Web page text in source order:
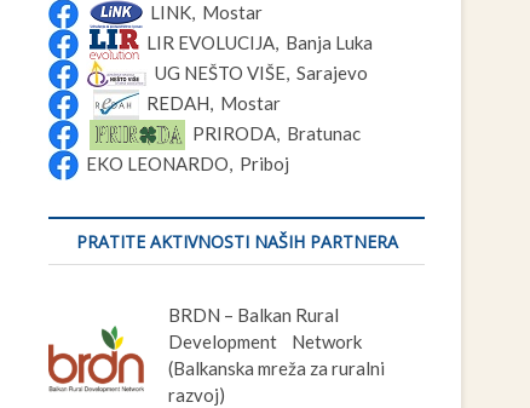
LINK, Mostar
LIR EVOLUCIJA, Banja Luka
UG NEŠTO VIŠE, Sarajevo
REDAH, Mostar
PRIRODA, Bratunac
EKO LEONARDO, Priboj
PRATITE AKTIVNOSTI NAŠIH PARTNERA
BRDN – Balkan Rural
Development Network
(Balkanska mreža za ruralni
razvoj)